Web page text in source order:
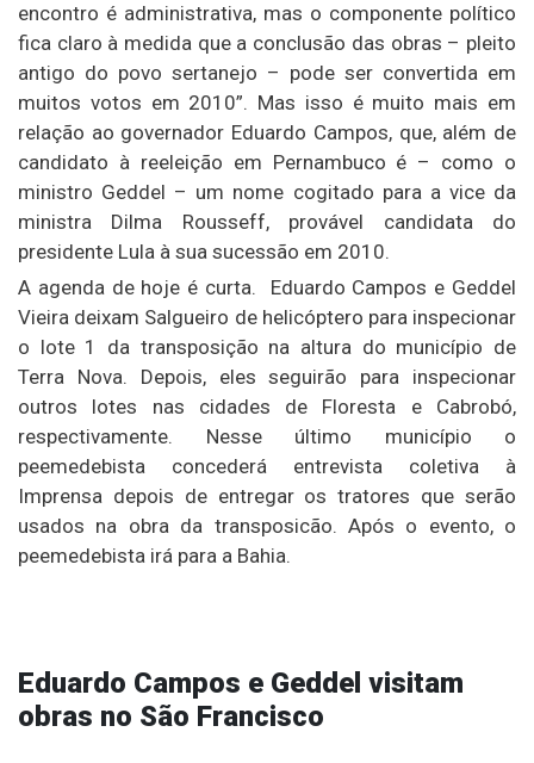
encontro é administrativa, mas o componente político
fica claro à medida que a conclusão das obras – pleito
antigo do povo sertanejo – pode ser convertida em
muitos votos em 2010”. Mas isso é muito mais em
relação ao governador Eduardo Campos, que, além de
candidato à reeleição em Pernambuco é – como o
ministro Geddel – um nome cogitado para a vice da
ministra Dilma Rousseff, provável candidata do
presidente Lula à sua sucessão em 2010.
A agenda de hoje é curta. Eduardo Campos e Geddel
Vieira deixam Salgueiro de helicóptero para inspecionar
o lote 1 da transposição na altura do município de
Terra Nova. Depois, eles seguirão para inspecionar
outros lotes nas cidades de Floresta e Cabrobó,
respectivamente. Nesse último município o
peemedebista concederá entrevista coletiva à
Imprensa depois de entregar os tratores que serão
usados na obra da transposicão. Após o evento, o
peemedebista irá para a Bahia.
Eduardo Campos e Geddel visitam
obras no São Francisco